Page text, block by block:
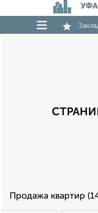
Продажа квартир